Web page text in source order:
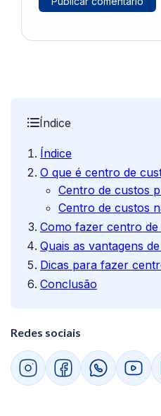
Índice
Índice
O que é centro de
Centro de custos
Centro de custos
Como fazer centro de
Quais as vantagens
Dicas para fazer
Conclusão
Redes sociais